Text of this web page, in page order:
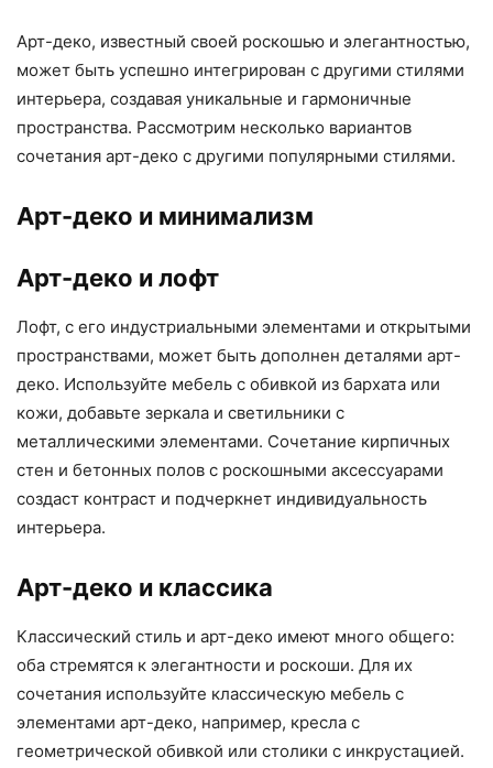
Арт-деко, известный своей роскошью и элегантностью,
может быть успешно интегрирован с другими стилями
интерьера, создавая уникальные и гармоничные
пространства. Рассмотрим несколько вариантов
сочетания арт-деко с другими популярными стилями.
Арт-деко и минимализм
Арт-деко и лофт
Лофт, с его индустриальными элементами и открытыми
пространствами, может быть дополнен деталями арт-
деко. Используйте мебель с обивкой из бархата или
кожи, добавьте зеркала и светильники с
металлическими элементами. Сочетание кирпичных
стен и бетонных полов с роскошными аксессуарами
создаст контраст и подчеркнет индивидуальность
интерьера.
Арт-деко и классика
Классический стиль и арт-деко имеют много общего:
оба стремятся к элегантности и роскоши. Для их
сочетания используйте классическую мебель с
элементами арт-деко, например, кресла с
геометрической обивкой или столики с инкрустацией.